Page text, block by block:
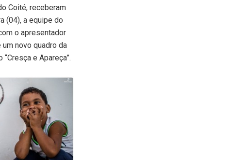
Coité, receberam
(04), a equipe do
o apresentador
um novo quadro da
e Apareça”.